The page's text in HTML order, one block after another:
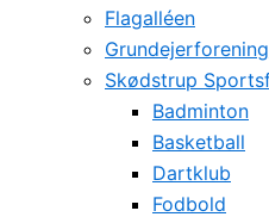
Flagalléen
Skødstrup
Badminton
Basketball
Dartklub
Fodbold